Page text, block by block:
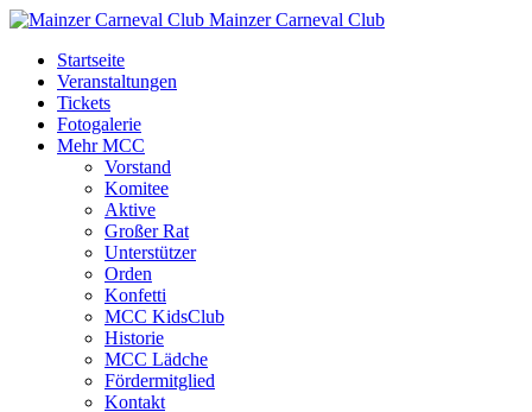
Mainzer Carneval Club
Startseite
Veranstaltungen
Tickets
Fotogalerie
Mehr MCC
Vorstand
Komitee
Aktive
Großer Rat
Unterstützer
Orden
Konfetti
MCC KidsClub
Historie
MCC Lädche
Fördermitglied
Kontakt